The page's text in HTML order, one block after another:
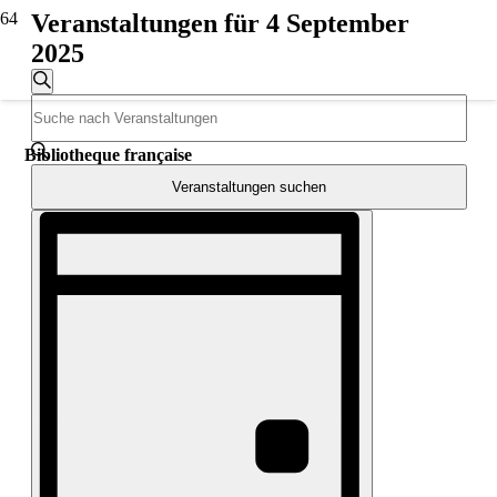
Bibliotheque française
Veranstaltungen für 4 September
2025
Veranstaltungen
Suche
und
Ansichten,
Navigation
Suche
Bitte
Schlüsselwort
eingeben.
Suche
Veranstaltungen
Schlüsselwort.
Veranstaltungen suchen
Veranstaltung
Navigation